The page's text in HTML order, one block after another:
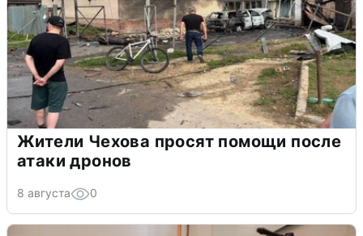
Жители Чехова просят помощи после
атаки дронов
8 августа 0